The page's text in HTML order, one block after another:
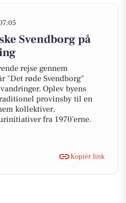
Svendborg på
rejse gennem
"Det røde Svendborg"
Oplev byens
provinsby til en
kollektiver,
fra 1970'erne.
Kopiér link